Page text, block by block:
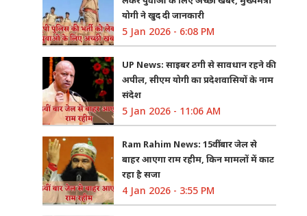
योगी ने खुद दी जानकारी
5 Jan 2026 - 6:08 PM
UP News: साइबर ठगी से सावधान रहने की
अपील, सीएम योगी का प्रदेशवासियों के नाम
संदेश
5 Jan 2026 - 11:06 AM
Ram Rahim News: 15वीं बार जेल से
बाहर आएगा राम रहीम, किन मामलों में काट
रहा है सजा
4 Jan 2026 - 3:55 PM